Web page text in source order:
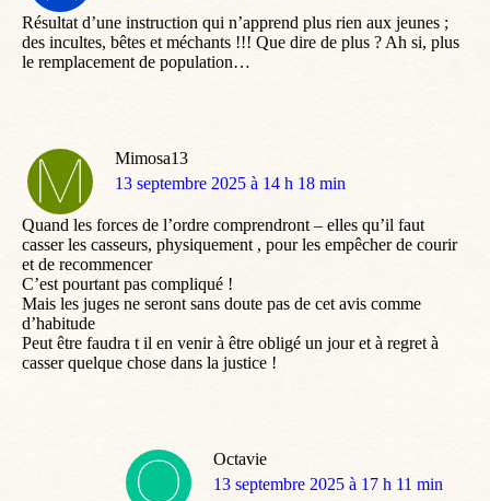
Résultat d’une instruction qui n’apprend plus rien aux jeunes ;
des incultes, bêtes et méchants !!! Que dire de plus ? Ah si, plus
le remplacement de population…
Mimosa13
dit
13 septembre 2025 à 14 h 18 min
Quand les forces de l’ordre comprendront – elles qu’il faut
casser les casseurs, physiquement , pour les empêcher de courir
et de recommencer
C’est pourtant pas compliqué !
Mais les juges ne seront sans doute pas de cet avis comme
d’habitude
Peut être faudra t il en venir à être obligé un jour et à regret à
casser quelque chose dans la justice !
Octavie
dit
13 septembre 2025 à 17 h 11 min